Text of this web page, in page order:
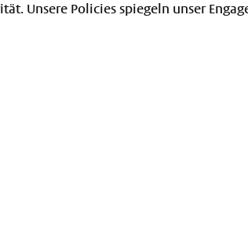
Unsere Policies spiegeln unser